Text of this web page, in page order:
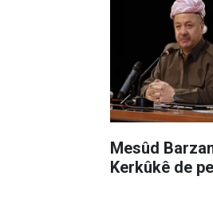
Mesûd
Kerkûkê de